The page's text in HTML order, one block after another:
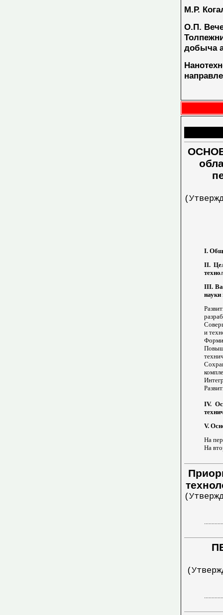
М.Р.
О.П.
добыча
I.
II.
III.
науки
и
IV.
V.
На
На